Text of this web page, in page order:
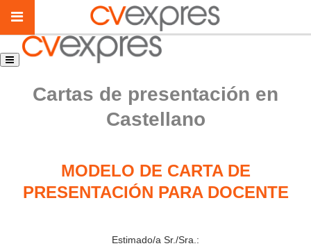
Cartas de presentación en
Castellano
MODELO DE CARTA DE
PRESENTACIÓN PARA DOCENTE
Estimado/a Sr./Sra.: